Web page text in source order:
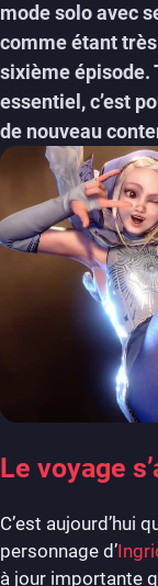
mode solo avec
comme étant
sixième épisode.
essentiel, c’est
de nouveau
Le voyage
C’est aujourd’hui
personnage d’
à jour importante